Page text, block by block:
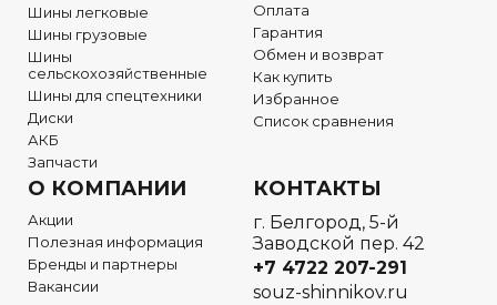
Шины легковые
Шины грузовые
Шины
сельскохозяйственные
Шины для спецтехники
Диски
АКБ
Запчасти
Оплата
Гарантия
Обмен и возврат
Как купить
Избранное
Список сравнения
О КОМПАНИИ
Акции
Полезная информация
Бренды и партнеры
Вакансии
КОНТАКТЫ
г. Белгород, 5-й
Заводской пер. 42
+7 4722 207-291
souz-shinnikov.ru